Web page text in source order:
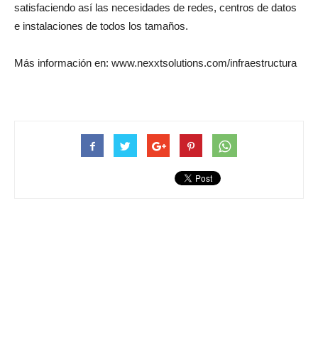
satisfaciendo así las necesidades de redes, centros de datos
e instalaciones de todos los tamaños.
Más información en: www.nexxtsolutions.com/infraestructura